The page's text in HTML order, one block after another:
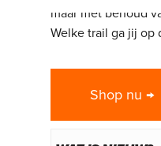
maar met behoud
Welke trail ga jij op
Shop nu →